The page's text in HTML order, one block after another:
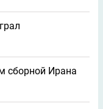
сборной Ирана